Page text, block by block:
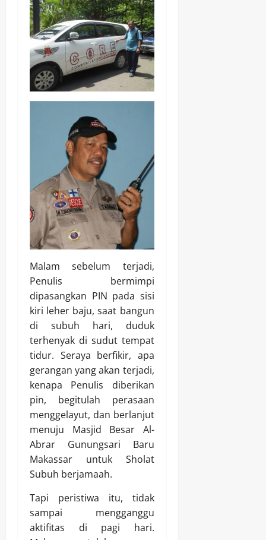
Malam sebelum terjadi,
Penulis bermimpi
dipasangkan PIN pada sisi
kiri leher baju, saat bangun
di subuh hari, duduk
terhenyak di sudut tempat
tidur. Seraya berfikir, apa
gerangan yang akan terjadi,
kenapa Penulis diberikan
pin, begitulah perasaan
menggelayut, dan berlanjut
menuju Masjid Besar Al-
Abrar Gunungsari Baru
Makassar untuk Sholat
Subuh berjamaah.
Tapi peristiwa itu, tidak
sampai mengganggu
aktifitas di pagi hari.